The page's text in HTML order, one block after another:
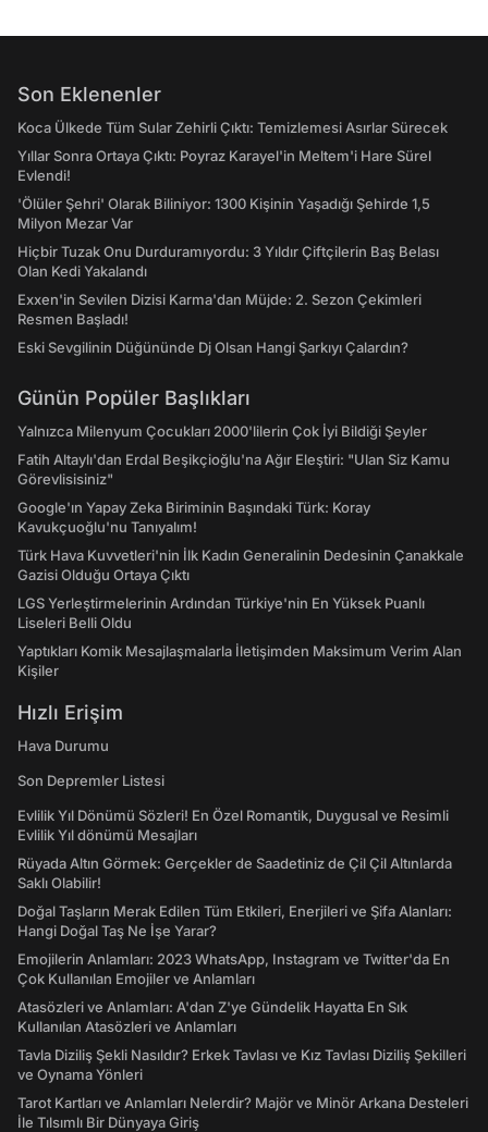
Son Eklenenler
Koca Ülkede Tüm Sular Zehirli Çıktı: Temizlemesi Asırlar Sürecek
Yıllar Sonra Ortaya Çıktı: Poyraz Karayel'in Meltem'i Hare Sürel
Evlendi!
'Ölüler Şehri' Olarak Biliniyor: 1300 Kişinin Yaşadığı Şehirde 1,5
Milyon Mezar Var
Hiçbir Tuzak Onu Durduramıyordu: 3 Yıldır Çiftçilerin Baş Belası
Olan Kedi Yakalandı
Exxen'in Sevilen Dizisi Karma'dan Müjde: 2. Sezon Çekimleri
Resmen Başladı!
Eski Sevgilinin Düğününde Dj Olsan Hangi Şarkıyı Çalardın?
Günün Popüler Başlıkları
Yalnızca Milenyum Çocukları 2000'lilerin Çok İyi Bildiği Şeyler
Fatih Altaylı'dan Erdal Beşikçioğlu'na Ağır Eleştiri: "Ulan Siz Kamu
Görevlisisiniz"
Google'ın Yapay Zeka Biriminin Başındaki Türk: Koray
Kavukçuoğlu'nu Tanıyalım!
Türk Hava Kuvvetleri'nin İlk Kadın Generalinin Dedesinin Çanakkale
Gazisi Olduğu Ortaya Çıktı
LGS Yerleştirmelerinin Ardından Türkiye'nin En Yüksek Puanlı
Liseleri Belli Oldu
Yaptıkları Komik Mesajlaşmalarla İletişimden Maksimum Verim Alan
Kişiler
Hızlı Erişim
Hava Durumu
Son Depremler Listesi
Evlilik Yıl Dönümü Sözleri! En Özel Romantik, Duygusal ve Resimli
Evlilik Yıl dönümü Mesajları
Rüyada Altın Görmek: Gerçekler de Saadetiniz de Çil Çil Altınlarda
Saklı Olabilir!
Doğal Taşların Merak Edilen Tüm Etkileri, Enerjileri ve Şifa Alanları:
Hangi Doğal Taş Ne İşe Yarar?
Emojilerin Anlamları: 2023 WhatsApp, Instagram ve Twitter'da En
Çok Kullanılan Emojiler ve Anlamları
Atasözleri ve Anlamları: A'dan Z'ye Gündelik Hayatta En Sık
Kullanılan Atasözleri ve Anlamları
Tavla Diziliş Şekli Nasıldır? Erkek Tavlası ve Kız Tavlası Diziliş Şekilleri
ve Oynama Yönleri
Tarot Kartları ve Anlamları Nelerdir? Majör ve Minör Arkana Desteleri
İle Tılsımlı Bir Dünyaya Giriş